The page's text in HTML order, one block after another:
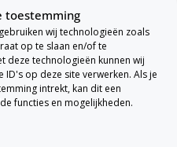
toestemming
wij technologieën zoals
op te slaan en/of te
deze technologieën kunnen wij
ID's op deze site verwerken. Als je
intrekt, kan dit een
functies en mogelijkheden.
jaar zijn gratis meeverz
van de ouders. Het is ver
bij de ouder met
verzekering, zod
profiteert.